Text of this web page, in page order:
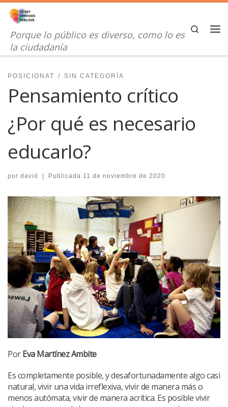
Saltar al contenido
Porque lo público es diverso, como lo es
la ciudadanía
Search
POSICIONAT SIN CATEGORÍA
Pensamiento crítico
¿Por qué es necesario
educarlo?
por david | Publicada 11 de noviembre de 2020
PorEva Martínez Ambite
Es completamente posible, y desafortunadamente algo casi
natural, vivir una vida irreflexiva, vivir de manera más o
menos autómata, vivir de manera acrítica. Es posible vivir